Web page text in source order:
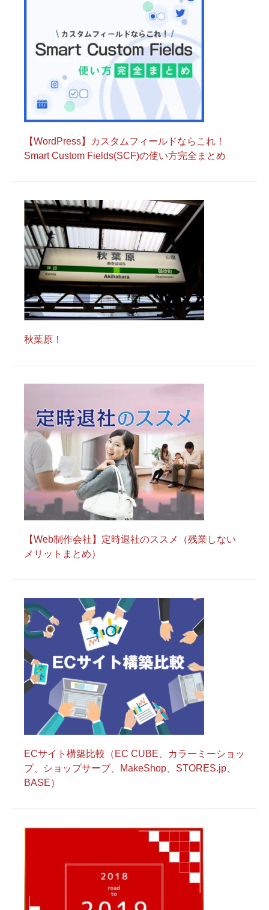
【WordPress】カスタムフィールドならこれ！
Smart Custom Fields(SCF)の使い方完全まとめ
秋葉原！
【Web制作会社】定時退社のススメ（残業しない
メリットまとめ）
ECサイト構築比較（EC CUBE、カラーミーショッ
プ、ショップサーブ、MakeShop、STORES.jp、
BASE）